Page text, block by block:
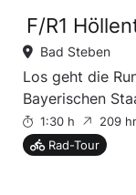
F/R1
Bad Steben
Los geht die
Bayerischen
1:30 h 209
Rad-Tour